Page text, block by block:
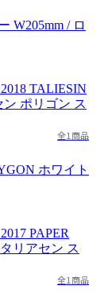
W205mm / ロ
全1商品
ホワイト
全1商品